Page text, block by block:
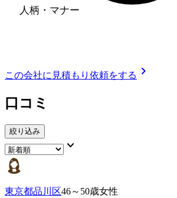
人柄・マナー
この会社に見積もり依頼をする chevron_right
口コミ
絞り込み
keyboard_arrow_down
東京都品川区46～50歳女性